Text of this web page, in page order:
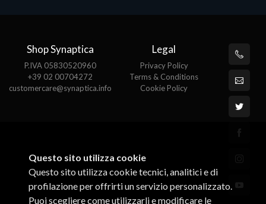
Shop Synaptica
P.IVA 05830520960
+39 02 00704272
customercare@synaptica.info
Legal
Privacy Policy
Terms & Conditions
Cookie Policy
Questo sito utilizza cookie
Questo sito utilizza cookie tecnici, analitici e di
profilazione per offrirti un servizio personalizzato.
Puoi scegliere come utilizzarli e modificare le